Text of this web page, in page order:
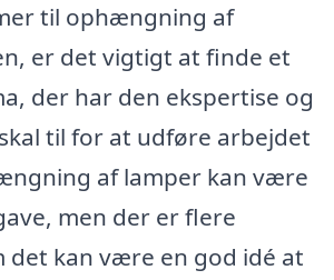
til ophængning af
er det vigtigt at finde et
der har den ekspertise og
til for at udføre arbejdet
af lamper kan være
men der er flere
det kan være en god idé at